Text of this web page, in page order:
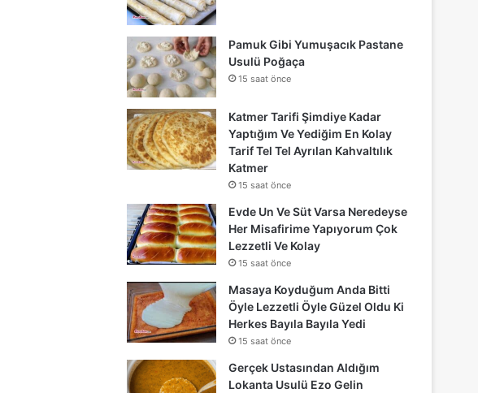
Pamuk Gibi Yumuşacık Pastane
Usulü Poğaça
15 saat önce
Katmer Tarifi Şimdiye Kadar
Yaptığım Ve Yediğim En Kolay
Tarif Tel Tel Ayrılan Kahvaltılık
Katmer
15 saat önce
Evde Un Ve Süt Varsa Neredeyse
Her Misafirime Yapıyorum Çok
Lezzetli Ve Kolay
15 saat önce
Masaya Koyduğum Anda Bitti
Öyle Lezzetli Öyle Güzel Oldu Ki
Herkes Bayıla Bayıla Yedi
15 saat önce
Gerçek Ustasından Aldığım
Lokanta Usulü Ezo Gelin